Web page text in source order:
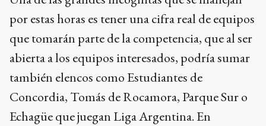
por estas horas es tener una cifra real de equipos
que tomarán parte de la competencia, que al ser
abierta a los equipos interesados, podría sumar
también elencos como Estudiantes de
Concordia, Tomás de Rocamora, Parque Sur o
Echagüe que juegan Liga Argentina. En